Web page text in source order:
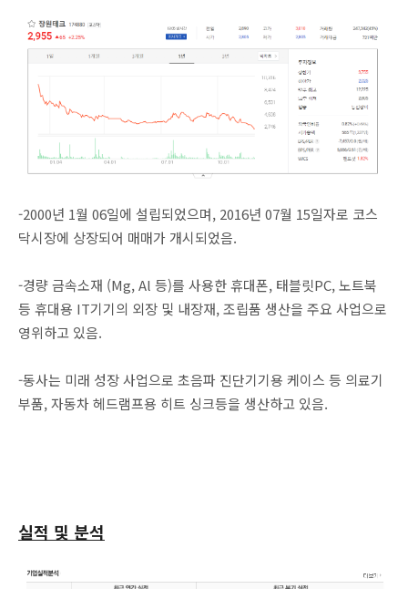
-2000년 1월 06일에 설립되었으며, 2016년 07월 15일자로 코스
닥시장에 상장되어 매매가 개시되었음.
-경량 금속소재 (Mg, Al 등)를 사용한 휴대폰, 태블릿PC, 노트북
등 휴대용 IT기기의 외장 및 내장재, 조립품 생산을 주요 사업으로
영위하고 있음.
-동사는 미래 성장 사업으로 초음파 진단기기용 케이스 등 의료기
부품, 자동차 헤드램프용 히트 싱크등을 생산하고 있음.
실적 및 분석